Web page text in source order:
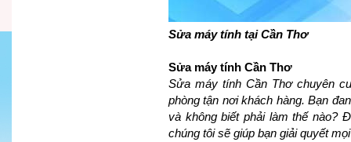
Sửa máy tính tại Cần Thơ
Sửa máy tính Cần Thơ
Sửa máy tính Cần Thơ chuyên
phòng tận nơi khách hàng. Bạn
và không biết phải làm thế nào?
chúng tôi sẽ giúp bạn giải quyết